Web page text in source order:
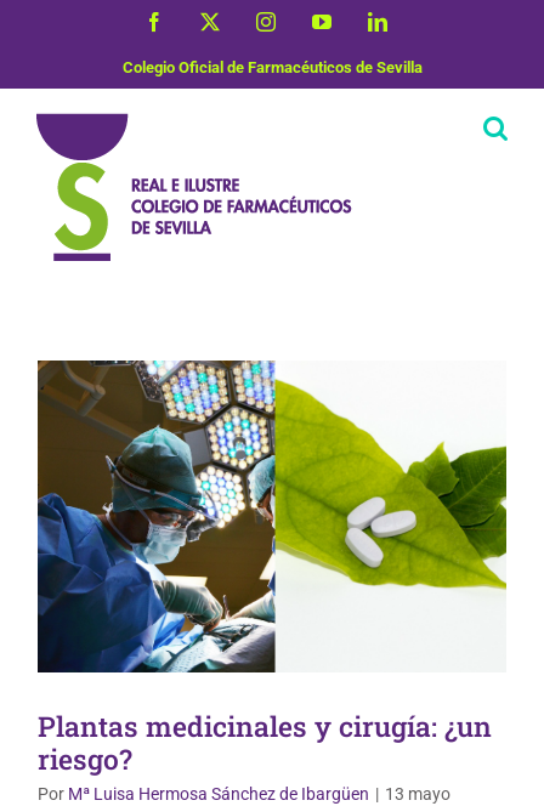
Facebook InstagramYouTubeLinkedIn
Colegio Oficial de Farmacéuticos de Sevilla
Plantas Medicinales
Plantas medicinales y cirugía: ¿un
riesgo?
Por Mª Luisa Hermosa Sánchez de Ibargüen | 13 mayo